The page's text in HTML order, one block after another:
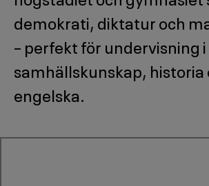
demokrati, diktatur och
– perfekt för undervisning i
samhällskunskap, historia
engelska.